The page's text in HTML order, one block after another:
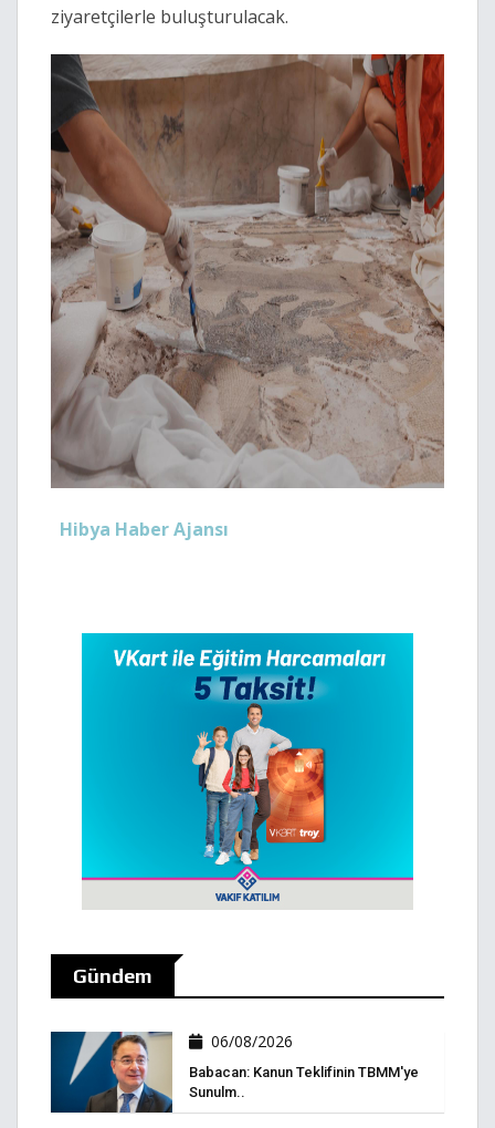
ziyaretçilerle buluşturulacak.
Hibya Haber Ajansı
Gündem
06/08/2026
Babacan: Kanun Teklifinin TBMM'ye
Sunulm..